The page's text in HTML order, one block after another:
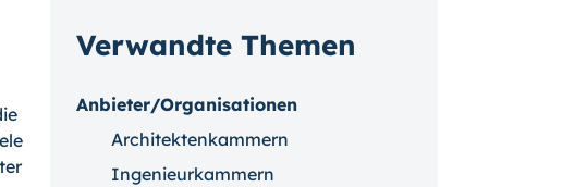
Verwandte Themen
Anbieter/Organisationen
Architektenkammern
Ingenieurkammern